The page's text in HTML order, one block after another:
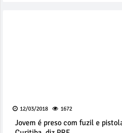
12/03/2018 1672
Jovem é preso com fuzil e